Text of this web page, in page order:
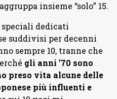
insieme “solo” 15.
dedicati
suddivisi per decenni
sempre 10, tranne che
gli anni ’70 sono
preso vita alcune delle
più influenti e